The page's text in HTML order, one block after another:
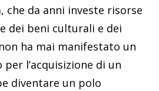
che da anni investe risorse
dei beni culturali e dei
ha mai manifestato un
l’acquisizione di un
diventare un polo